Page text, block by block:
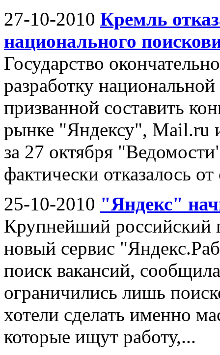
27-10-2010 Кремль
национального
Государство
разработку
призванной составить
рынке "Яндексу", Mail.ru
за 27 октября
фактически отказалось
25-10-2010 "Яндекс"
Крупнейший российский
новый сервис
поиск вакансий,
ограничились лишь
хотели сделать именно
которые ищут работу,...